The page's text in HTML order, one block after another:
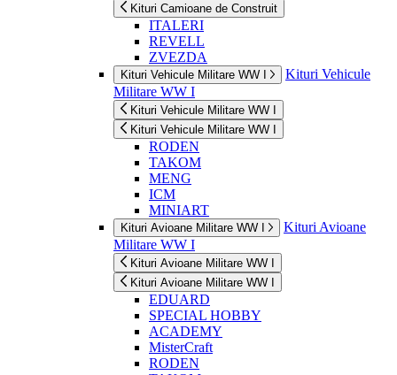
Kituri Camioane de Construit
ITALERI
REVELL
ZVEZDA
Kituri Vehicule Militare WW I
Kituri Vehicule
Militare WW I
Kituri Vehicule Militare WW I
Kituri Vehicule Militare WW I
RODEN
TAKOM
MENG
ICM
MINIART
Kituri Avioane Militare WW I
Kituri Avioane
Militare WW I
Kituri Avioane Militare WW I
Kituri Avioane Militare WW I
EDUARD
SPECIAL HOBBY
ACADEMY
MisterCraft
RODEN